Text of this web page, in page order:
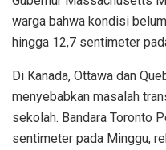
warga bahwa kondisi
hingga 12,7 sentimeter
Di Kanada, Ottawa dan
menyebabkan masalah
sekolah. Bandara Toronto
sentimeter pada Minggu,